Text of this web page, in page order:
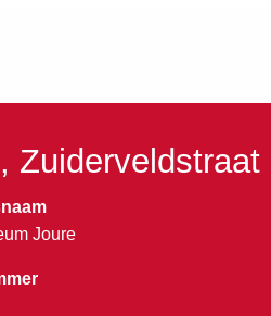
Zuiderveldstraat
Joure